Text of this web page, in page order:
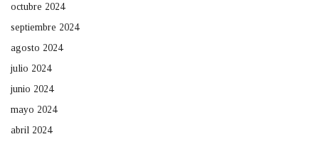
octubre 2024
septiembre 2024
agosto 2024
julio 2024
junio 2024
mayo 2024
abril 2024